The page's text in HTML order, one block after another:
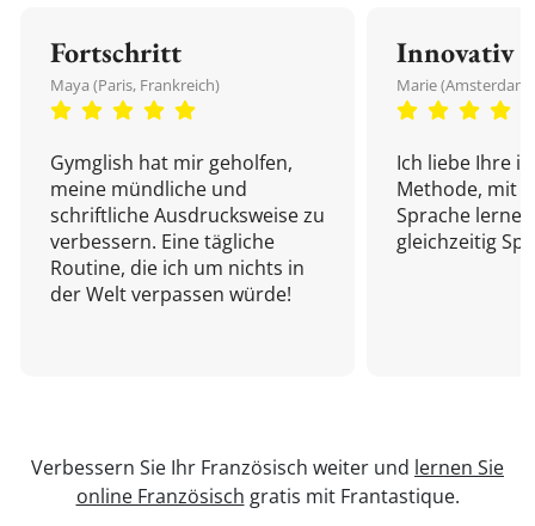
Fortschritt
Maya (Paris, Frankreich)
Gymglish hat mir geholfen,
meine mündliche und
schriftliche Ausdrucksweise zu
verbessern. Eine tägliche
Routine, die ich um nichts in
der Welt verpassen würde!
Innovativ
Marie
Ich liebe Ihre
Methode, mit
Sprache
gleichzeitig
Verbessern Sie Ihr Französisch weiter und lernen Sie
online Französisch gratis mit Frantastique.